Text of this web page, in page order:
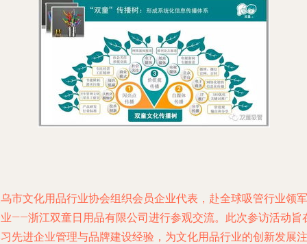
市文化用品行业协会组织会员企业代表，赴全球吸管行业领军
——浙江双童日用品有限公司进行参观交流。此次参访活动旨
先进企业管理与品牌建设经验，为文化用品行业的创新发展注